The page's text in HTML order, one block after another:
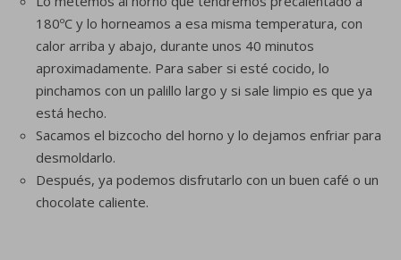
180ºC y lo horneamos a esa misma temperatura, con
calor arriba y abajo, durante unos 40 minutos
aproximadamente. Para saber si esté cocido, lo
pinchamos con un palillo largo y si sale limpio es que ya
está hecho.
Sacamos el bizcocho del horno y lo dejamos enfriar para
desmoldarlo.
Después, ya podemos disfrutarlo con un buen café o un
chocolate caliente.